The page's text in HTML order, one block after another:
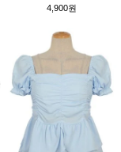
4,900원